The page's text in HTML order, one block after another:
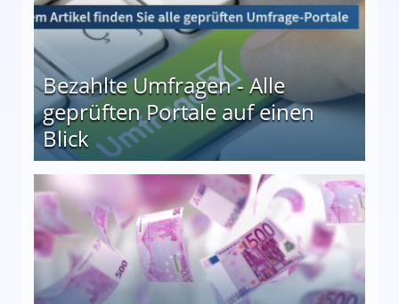
Bezahlte Umfragen - Alle
geprüften Portale auf einen
Blick
auf einen Blick